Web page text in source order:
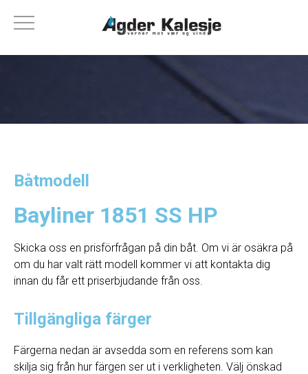
Båtmodell
Bayliner 1851 SS HP
Skicka oss en prisförfrågan på din båt. Om vi ​​är osäkra på
om du har valt rätt modell kommer vi att kontakta dig
innan du får ett priserbjudande från oss.
Tillgängliga färger
Färgerna nedan är avsedda som en referens som kan
skilja sig från hur färgen ser ut i verkligheten. Välj önskad